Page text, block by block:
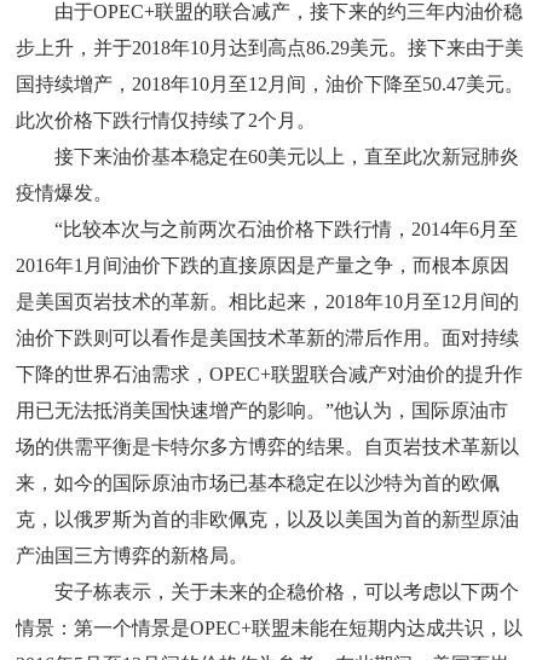
由于OPEC+联盟的联合减产，接下来的约三年内油价稳
步上升，并于2018年10月达到高点86.29美元。接下来由于美
国持续增产，2018年10月至12月间，油价下降至50.47美元。
此次价格下跌行情仅持续了2个月。
接下来油价基本稳定在60美元以上，直至此次新冠肺炎
疫情爆发。
“比较本次与之前两次石油价格下跌行情，2014年6月至
2016年1月间油价下跌的直接原因是产量之争，而根本原因
是美国页岩技术的革新。相比起来，2018年10月至12月间的
油价下跌则可以看作是美国技术革新的滞后作用。面对持续
下降的世界石油需求，OPEC+联盟联合减产对油价的提升作
用已无法抵消美国快速增产的影响。”他认为，国际原油市
场的供需平衡是卡特尔多方博弈的结果。自页岩技术革新以
来，如今的国际原油市场已基本稳定在以沙特为首的欧佩
克，以俄罗斯为首的非欧佩克，以及以美国为首的新型原油
产油国三方博弈的新格局。
安子栋表示，关于未来的企稳价格，可以考虑以下两个
情景：第一个情景是OPEC+联盟未能在短期内达成共识，以